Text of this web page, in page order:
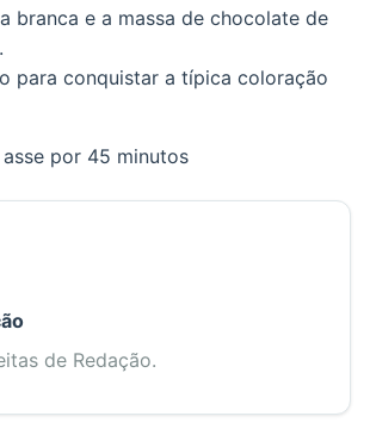
branca e a massa de chocolate de
para conquistar a típica coloração
por 45 minutos
de Redação.